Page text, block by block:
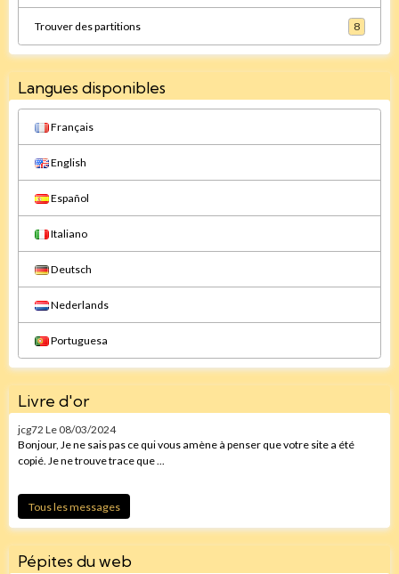
Trouver des partitions 8
Langues disponibles
Français
English
Español
Italiano
Deutsch
Nederlands
Portuguesa
Livre d'or
jcg72 Le 08/03/2024
Bonjour, Je ne sais pas ce qui vous amène à penser que votre site a été
copié. Je ne trouve trace que ...
Tous les messages
Pépites du web